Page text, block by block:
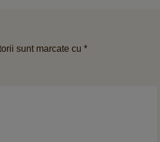
sunt marcate cu *